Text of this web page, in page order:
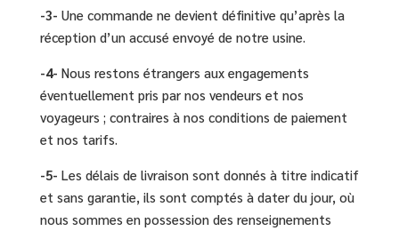
-3- Une commande ne devient définitive qu’après la
réception d’un accusé envoyé de notre usine.
-4- Nous restons étrangers aux engagements
éventuellement pris par nos vendeurs et nos
voyageurs ; contraires à nos conditions de paiement
et nos tarifs.
-5- Les délais de livraison sont donnés à titre indicatif
et sans garantie, ils sont comptés à dater du jour, où
nous sommes en possession des renseignements